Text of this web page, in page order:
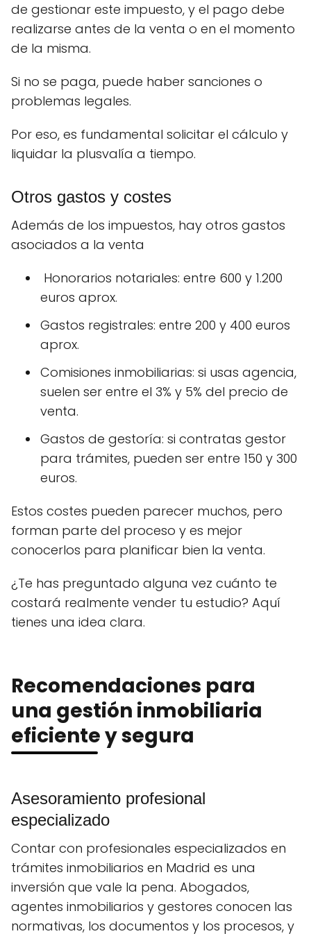
de gestionar este impuesto, y el pago debe
realizarse antes de la venta o en el momento
de la misma.
Si no se paga, puede haber sanciones o
problemas legales.
Por eso, es fundamental solicitar el cálculo y
liquidar la plusvalía a tiempo.
Otros gastos y costes
Además de los impuestos, hay otros gastos
asociados a la venta
️ Honorarios notariales: entre 600 y 1.200
euros aprox.
Gastos registrales: entre 200 y 400 euros
aprox.
Comisiones inmobiliarias: si usas agencia,
suelen ser entre el 3% y 5% del precio de
venta.
Gastos de gestoría: si contratas gestor
para trámites, pueden ser entre 150 y 300
euros.
Estos costes pueden parecer muchos, pero
forman parte del proceso y es mejor
conocerlos para planificar bien la venta.
¿Te has preguntado alguna vez cuánto te
costará realmente vender tu estudio? Aquí
tienes una idea clara.
Recomendaciones para
una gestión inmobiliaria
eficiente y segura
Asesoramiento profesional
especializado
Contar con profesionales especializados en
trámites inmobiliarios en Madrid es una
inversión que vale la pena. Abogados,
agentes inmobiliarios y gestores conocen las
normativas, los documentos y los procesos, y